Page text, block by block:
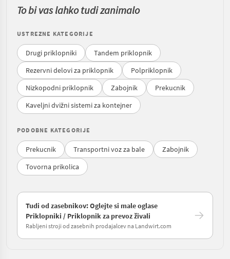
To bi vas lahko tudi zanimalo
USTREZNE KATEGORIJE
Drugi priklopniki
Tandem priklopnik
Rezervni delovi za priklopnik
Polpriklopnik
Nizkopodni priklopnik
Zabojnik
Prekucnik
Kaveljni dvižni sistemi za kontejner
PODOBNE KATEGORIJE
Prekucnik Transportni voz za bale
Zabojnik
Tovorna prikolica
Tudi od zasebnikov: Oglejte si male oglase
Priklopniki / Priklopnik za prevoz živali
Rabljeni stroji od zasebnih prodajalcev na Landwirt.com